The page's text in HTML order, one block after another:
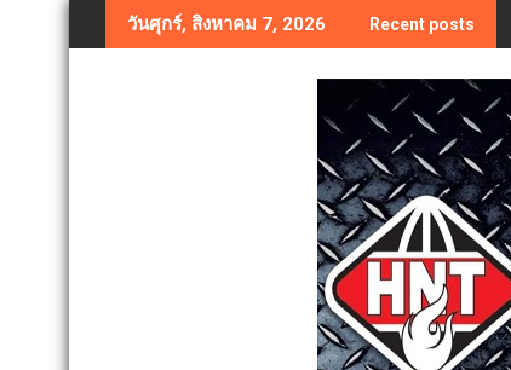
to
วันศุกร์, สิงหาคม 7, 2026 Recent posts